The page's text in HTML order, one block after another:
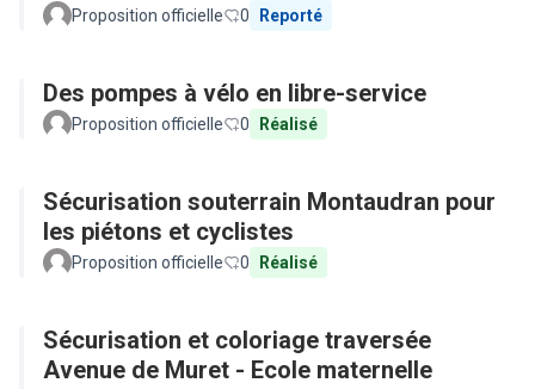
Proposition officielle 0 Reporté
Des pompes à vélo en libre-service
Proposition officielle 0 Réalisé
Sécurisation souterrain Montaudran pour
les piétons et cyclistes
Proposition officielle 0 Réalisé
Sécurisation et coloriage traversée
Avenue de Muret - Ecole maternelle